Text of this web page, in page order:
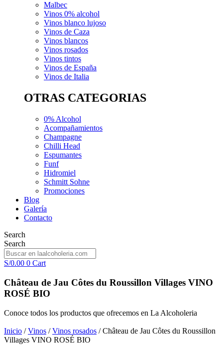
Malbec
Vinos 0% alcohol
Vinos blanco lujoso
Vinos de Caza
Vinos blancos
Vinos rosados
Vinos tintos
Vinos de España
Vinos de Italia
OTRAS CATEGORIAS
0% Alcohol
Acompañamientos
Champagne
Chilli Head
Espumantes
Funf
Hidromiel
Schmitt Sohne
Promociones
Blog
Galería
Contacto
Search
Search
S/0.00 0 Cart
Château de Jau Côtes du Roussillon Villages VINO
ROSÉ BIO
Conoce todos los productos que ofrecemos en La Alcoholeria
Inicio /Vinos /Vinos rosados / Château de Jau Côtes du Roussillon
Villages VINO ROSÉ BIO